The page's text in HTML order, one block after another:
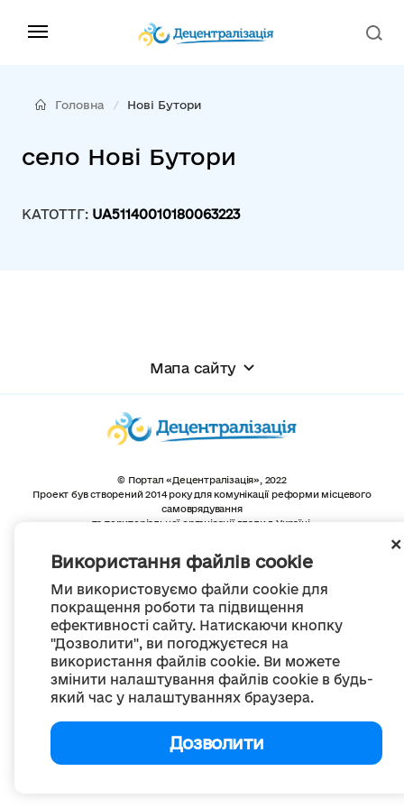
Використання файлів cookie
Ми використовуємо файли cookie для
покращення роботи та підвищення
ефективності сайту. Натискаючи кнопку
"Дозволити", ви погоджуєтеся на
використання файлів cookie. Ви можете
змінити налаштування файлів cookie в будь-
який час у налаштуваннях браузера.
Дозволити
Головна Нові Бутори
село Нові Бутори
КАТОТТГ: UA51140010180063223
Мапа сайту
© Портал «Децентралізація», 2022
Проект був створений 2014 року для комунікації реформи місцевого
самоврядування
та територіальної організації влади в Україні.
Весь контент доступний за ліцензією
Creative Commons Attribution 4.0 International license,
якщо не зазначено інше